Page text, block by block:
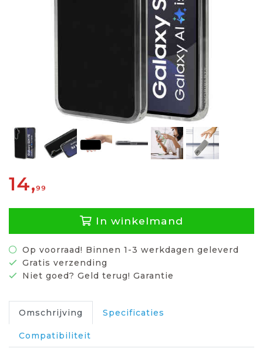
14,99
In winkelmand
Op voorraad! Binnen 1-3 werkdagen geleverd
Gratis verzending
Niet goed? Geld terug! Garantie
Omschrijving Specificaties
Compatibiliteit